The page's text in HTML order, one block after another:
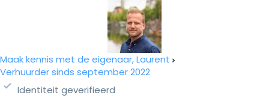
Maak kennis met de eigenaar, Laurent
Verhuurder sinds september 2022
Identiteit geverifieerd